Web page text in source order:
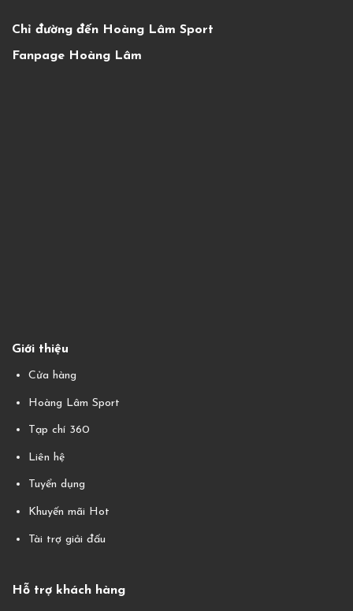
Giới thiệu
Cửa hàng
Hoàng Lâm Sport
Tạp chí 360
Liên hệ
Tuyển dụng
Khuyến mãi Hot
Tài trợ giải đấu
Hỗ trợ khách hàng
Chỉ đường đến Hoàng Lâm Sport
Fanpage Hoàng Lâm